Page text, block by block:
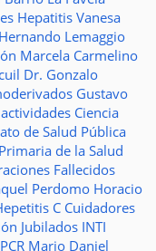
Hepatitis Vanesa
Hernando Lemaggio
Marcela Carmelino
cuil Dr. Gonzalo
Gustavo
actividades Ciencia
de Salud Pública
de la Salud
Fallecidos
Perdomo Horacio
C Cuidadores
Jubilados INTI
PCR Mario Daniel